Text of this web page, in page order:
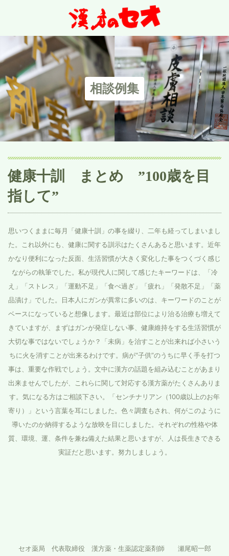
相談例集
健康十訓 まとめ ”100歳を目
指して”
思いつくままに毎月「健康十訓」の事を綴り、二年も経ってしまいまし
た。これ以外にも、健康に関する訓示はたくさんあると思います。近年
かなり便利になった反面、生活習慣が大きく変化した事をつくづく感じ
ながらの執筆でした。私が現代人に関して感じたキーワードは、「冷
え」「ストレス」「運動不足」「食べ過ぎ」「疲れ」「発散不足」「薬
品漬け」でした。日本人にガンが異常に多いのは、キーワードのことが
ベースになっていると想像します。最近は部位により治る治療も増えて
きていますが、まずはガンが発症しない事、健康維持をする生活習慣が
大切な事ではないでしょうか？「未病」を治すことが出来れば小さいう
ちに火を消すことが出来るわけです。病が“子供”のうちに早く手を打つ
事は、重要な作戦でしょう。文中に漢方の話題を組み込むことがあまり
出来ませんでしたが、これらに関して対応する漢方薬がたくさんありま
す。気になる方はご相談下さい。「センチナリアン（100歳以上のお年
寄り）」という言葉を耳にしました。色々調査もされ、何がこのように
導いたのか納得するような放映を目にしました。それぞれの性格や体
質、環境、運、条件を兼ね備えた結果と思いますが、人は長生きできる
実証だと思います。努力しましょう。
セオ薬局 代表取締役 漢方薬・生薬認定薬剤師 瀬尾昭一郎